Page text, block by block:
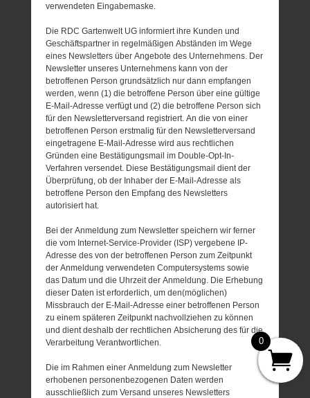
verwendeten Eingabemaske.
Die RDC Gartenwelt UG informiert ihre Kunden und
Geschäftspartner in regelmäßigen Abständen im Wege
eines Newsletters über Angebote des Unternehmens. Der
Newsletter unseres Unternehmens kann von der
betroffenen Person grundsätzlich nur dann empfangen
werden, wenn (1) die betroffene Person über eine gültige
E-Mail-Adresse verfügt und (2) die betroffene Person sich
für den Newsletterversand registriert. An die von einer
betroffenen Person erstmalig für den Newsletterversand
eingetragene E-Mail-Adresse wird aus rechtlichen
Gründen eine Bestätigungsmail im Double-Opt-In-
Verfahren versendet. Diese Bestätigungsmail dient der
Überprüfung, ob der Inhaber der E-Mail-Adresse als
betroffene Person den Empfang des Newsletters
autorisiert hat.
Bei der Anmeldung zum Newsletter speichern wir ferner
die vom Internet-Service-Provider (ISP) vergebene IP-
Adresse des von der betroffenen Person zum Zeitpunkt
der Anmeldung verwendeten Computersystems sowie
das Datum und die Uhrzeit der Anmeldung. Die Erhebung
dieser Daten ist erforderlich, um den(möglichen)
Missbrauch der E-Mail-Adresse einer betroffenen Person
zu einem späteren Zeitpunkt nachvollziehen zu können
und dient deshalb der rechtlichen Absicherung des für die
Verarbeitung Verantwortlichen.
Die im Rahmen einer Anmeldung zum Newsletter
erhobenen personenbezogenen Daten werden
ausschließlich zum Versand unseres Newsletters
0